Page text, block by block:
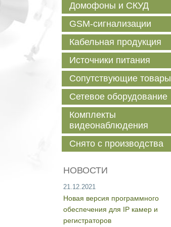
Домофоны и СКУД
GSM-сигнализации
Кабельная продукция
Источники питания
Сопутствующие товары
Сетевое оборудование
Комплекты
видеонаблюдения
Снято с производства
НОВОСТИ
21.12.2021
Новая версия программного
обеспечения для IP камер и
регистраторов